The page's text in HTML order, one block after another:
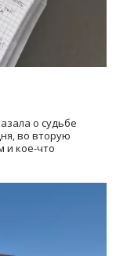
о судьбе
во вторую
и кое-что